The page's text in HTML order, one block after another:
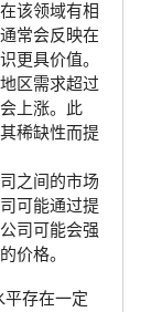
该领域有相
常会反映在
更具价值。
区需求超过
上涨。此
稀缺性而提
之间的市场
可能通过提
司可能会强
价格。
存在一定